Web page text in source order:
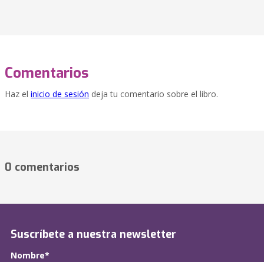
Comentarios
Haz el inicio de sesión deja tu comentario sobre el libro.
0 comentarios
Suscríbete a nuestra newsletter
Nombre*